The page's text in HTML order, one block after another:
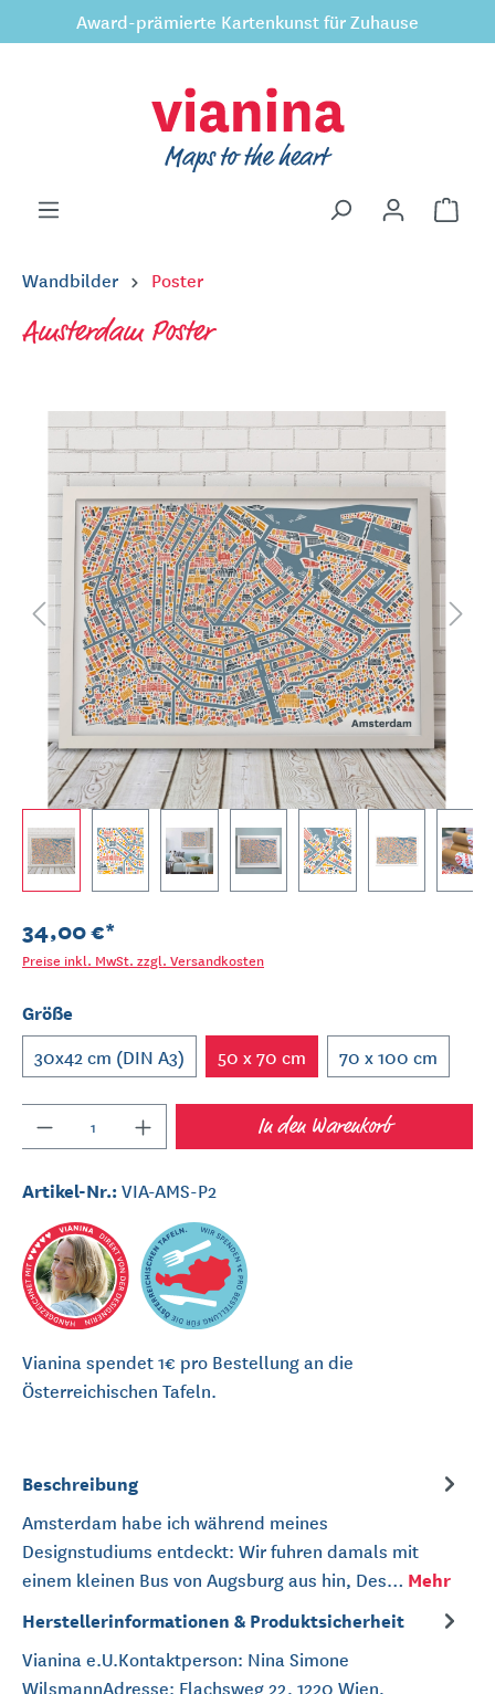
springen
Award-prämierte Kartenkunst für Zuhause
Wandbilder Poster
Amsterdam Poster
34,00 €*
Preise inkl. MwSt. zzgl. Versandkosten
Größe
30x42 cm (DIN A3) 50 x 70 cm 70 x 100 cm
In den Warenkorb
Artikel-Nr.:VIA-AMS-P2
Vianina spendet 1€ pro Bestellung an die
Österreichischen Tafeln.
Beschreibung
Amsterdam habe ich während meines
Designstudiums entdeckt: Wir fuhren damals mit
einem kleinen Bus von Augsburg aus hin, Des… Mehr
Herstellerinformationen & Produktsicherheit
Vianina e.U.Kontaktperson: Nina Simone
WilsmannAdresse: Flachsweg 22, 1220 Wien,